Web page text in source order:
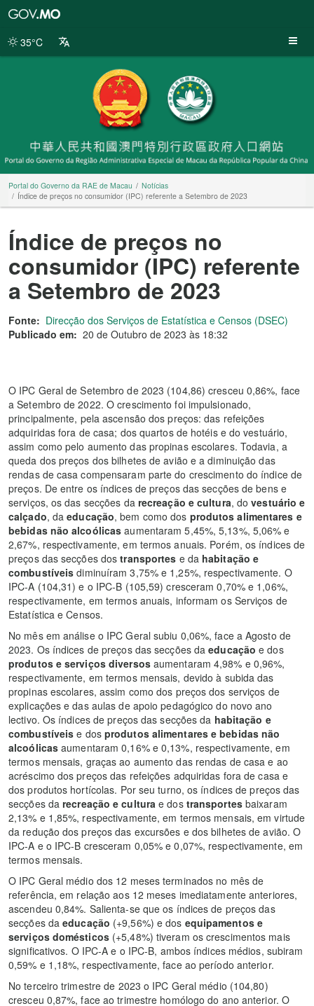
da
35°C
Portal do Governo da RAE de Macau
Notícias
Índice de preços no consumidor (IPC) referente a Setembro de 2023
Índice de preços no
consumidor (IPC) referente
a Setembro de 2023
Fonte: Direcção dos Serviços de Estatística e Censos (DSEC)
Publicado em: 20 de Outubro de 2023 às 18:32
O IPC Geral de Setembro de 2023 (104,86) cresceu 0,86%, face
a Setembro de 2022. O crescimento foi impulsionado,
principalmente, pela ascensão dos preços: das refeições
adquiridas fora de casa; dos quartos de hotéis e do vestuário,
assim como pelo aumento das propinas escolares. Todavia, a
queda dos preços dos bilhetes de avião e a diminuição das
rendas de casa compensaram parte do crescimento do índice de
preços. De entre os índices de preços das secções de bens e
serviços, os das secções da recreação e cultura, dovestuário e
calçado, daeducação, bem como dos produtos alimentares e
bebidas não alcoólicasaumentaram 5,45%, 5,13%, 5,06% e
2,67%, respectivamente, em termos anuais. Porém, os índices de
preços das secções dostransportes e da habitação e
combustíveisdiminuíram 3,75% e 1,25%, respectivamente. O
IPC-A (104,31) e o IPC-B (105,59) cresceram 0,70% e 1,06%,
respectivamente, em termos anuais, informam os Serviços de
Estatística e Censos.
No mês em análise o IPC Geral subiu 0,06%, face a Agosto de
2023. Os índices de preços das secções daeducação e dos
produtos e serviços diversosaumentaram 4,98% e 0,96%,
respectivamente, em termos mensais, devido à subida das
propinas escolares, assim como dos preços dos serviços de
explicações e das aulas de apoio pedagógico do novo ano
lectivo. Os índices de preços das secções da habitação e
combustíveise dos produtos alimentares e bebidas não
alcoólicasaumentaram 0,16% e 0,13%, respectivamente, em
termos mensais, graças ao aumento das rendas de casa e ao
acréscimo dos preços das refeições adquiridas fora de casa e
dos produtos hortícolas. Por seu turno, os índices de preços das
secções darecreação e culturae dos transportes baixaram
2,13% e 1,85%, respectivamente, em termos mensais, em virtude
da redução dos preços das excursões e dos bilhetes de avião. O
IPC-A e o IPC-B cresceram 0,05% e 0,07%, respectivamente, em
termos mensais.
O IPC Geral médio dos 12 meses terminados no mês de
referência, em relação aos 12 meses imediatamente anteriores,
ascendeu 0,84%. Salienta-se que os índices de preços das
secções daeducação (+9,56%) e dos equipamentos e
serviços domésticos(+5,48%) tiveram os crescimentos mais
significativos. O IPC-A e o IPC-B, ambos índices médios, subiram
0,59% e 1,18%, respectivamente, face ao período anterior.
No terceiro trimestre de 2023 o IPC Geral médio (104,80)
cresceu 0,87%, face ao trimestre homólogo do ano anterior. O